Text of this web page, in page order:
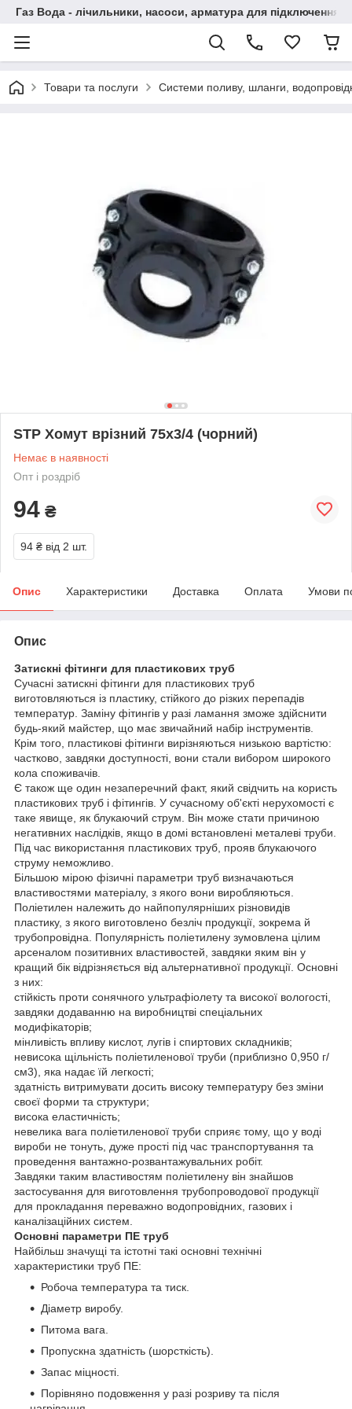
Газ Вода - лічильники, насоси, арматура для підключення,
Товари та послуги Системи поливу, шланги,
STP Хомут врізний 75х3/4 (чорний)
Немає в наявності
Опт і роздріб
94 ₴
94 ₴ від 2 шт.
Опис Характеристики Доставка Оплата Умови
Опис
Затискні фітинги для пластикових труб
Сучасні затискні фітинги для пластикових труб
виготовляються із пластику, стійкого до різких перепадів
температур. Заміну фітингів у разі ламання зможе здійснити
будь-який майстер, що має звичайний набір інструментів.
Крім того, пластикові фітинги вирізняються низькою вартістю:
частково, завдяки доступності, вони стали вибором широкого
кола споживачів.
Є також ще один незаперечний факт, який свідчить на користь
пластикових труб і фітингів. У сучасному об'єкті нерухомості є
таке явище, як блукаючий струм. Він може стати причиною
негативних наслідків, якщо в домі встановлені металеві труби.
Під час використання пластикових труб, прояв блукаючого
струму неможливо.
Більшою мірою фізичні параметри труб визначаються
властивостями матеріалу, з якого вони виробляються.
Поліетилен належить до найпопулярніших різновидів
пластику, з якого виготовлено безліч продукції, зокрема й
трубопровідна. Популярність поліетилену зумовлена цілим
арсеналом позитивних властивостей, завдяки яким він у
кращий бік відрізняється від альтернативної продукції. Основні
з них:
стійкість проти сонячного ультрафіолету та високої вологості,
завдяки додаванню на виробництві спеціальних
модифікаторів;
мінливість впливу кислот, лугів і спиртових складників;
невисока щільність поліетиленової труби (приблизно 0,950 г/
см3), яка надає їй легкості;
здатність витримувати досить високу температуру без зміни
своєї форми та структури;
висока еластичність;
невелика вага поліетиленової труби сприяє тому, що у воді
вироби не тонуть, дуже прості під час транспортування та
проведення вантажно-розвантажувальних робіт.
Завдяки таким властивостям поліетилену він знайшов
застосування для виготовлення трубопроводової продукції
для прокладання переважно водопровідних, газових і
каналізаційних систем.
Основні параметри ПЕ труб
Найбільш значущі та істотні такі основні технічні
характеристики труб ПЕ:
Робоча температура та тиск.
Діаметр виробу.
Питома вага.
Пропускна здатність (шорсткість).
Запас міцності.
Порівняно подовження у разі розриву та після